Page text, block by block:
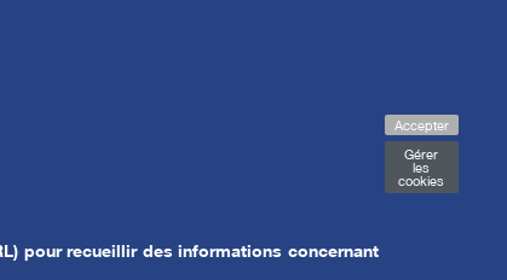
pour recueillir des informations concernant
Accepter
Gérer
les
cookies